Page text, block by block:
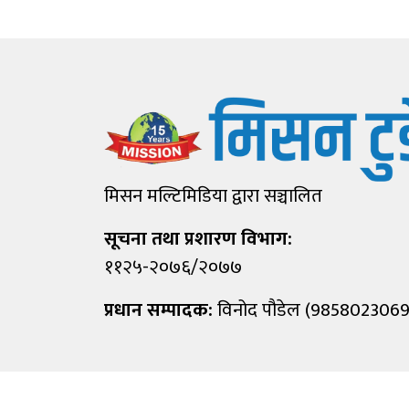
मिसन मल्टिमिडिया द्वारा सञ्चालित
सूचना तथा प्रशारण विभाग:
११२५-२०७६/२०७७
प्रधान सम्पादक:विनोद पौडेल